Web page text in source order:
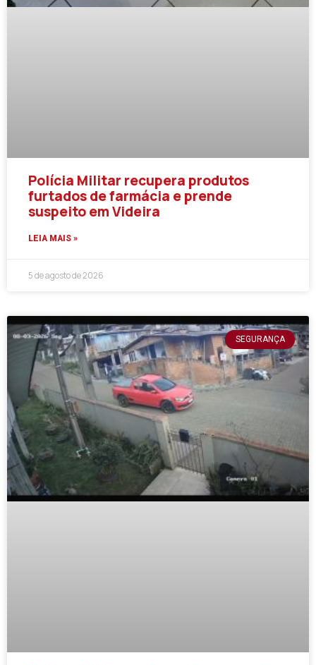
Polícia Militar recupera produtos
furtados de farmácia e prende
suspeito em Videira
LEIA MAIS »
5 de agosto de 2026
SEGURANÇA